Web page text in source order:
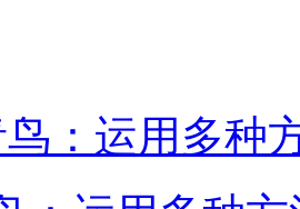
：运用多种